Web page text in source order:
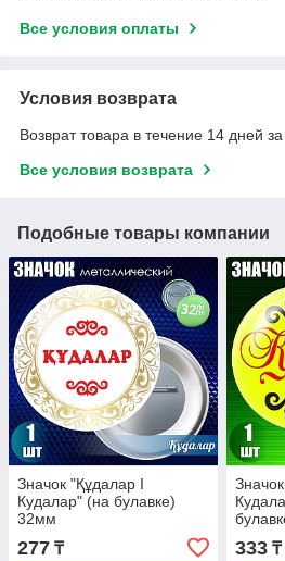
Все условия оплаты
Условия возврата
Возврат товара в течение 14 дней
Все условия возврата
Подобные товары компании
Значок "Құдалар I
Кудалар" (на булавке)
32мм
277 ₸ 333₸